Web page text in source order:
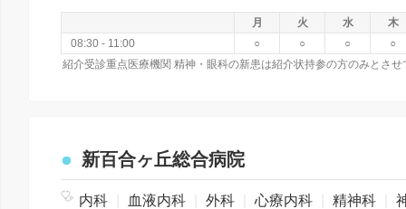
月 火 水
木
08:30 - 11:00
○ ○ ○ ○
新百合ヶ丘総合病院
内科 血液内科 外科 心療内科 精神科
神経